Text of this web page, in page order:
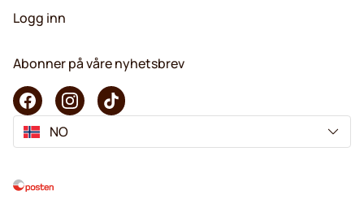
Logg inn
Abonner på våre nyhetsbrev
NO